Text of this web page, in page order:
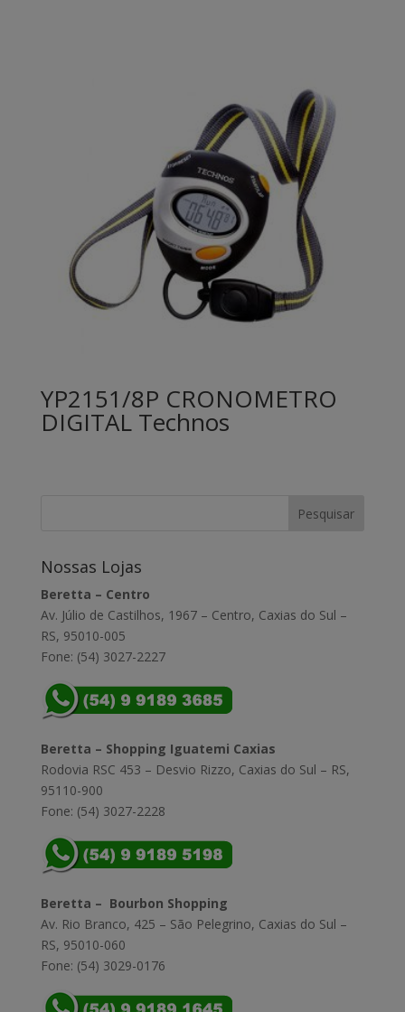
YP2151/8P CRONOMETRO
DIGITAL Technos
Nossas Lojas
Beretta – Centro
Av. Júlio de Castilhos, 1967 – Centro, Caxias do Sul –
RS, 95010-005
Fone: (54) 3027-2227
Beretta – Shopping Iguatemi Caxias
Rodovia RSC 453 – Desvio Rizzo, Caxias do Sul – RS,
95110-900
Fone: (54) 3027-2228
Beretta – Bourbon Shopping
Av. Rio Branco, 425 – São Pelegrino, Caxias do Sul –
RS, 95010-060
Fone: (54) 3029-0176